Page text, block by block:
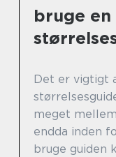
bruge
Det er vigtigt
meget
endda inden
bruge guiden